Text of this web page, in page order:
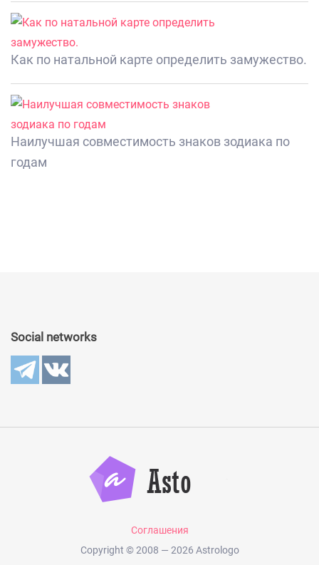
Как по натальной карте определить замужество.
Наилучшая совместимость знаков зодиака по
годам
Social networks
Соглашения
Copyright © 2008 — 2026 Astrologo